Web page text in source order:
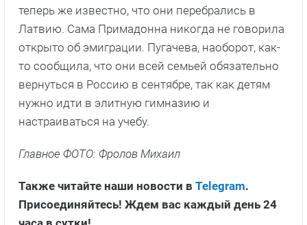
теперь же известно, что они перебрались в
Латвию. Сама Примадонна никогда не говорила
открыто об эмиграции. Пугачева, наоборот, как-
то сообщила, что они всей семьей обязательно
вернуться в Россию в сентябре, так как детям
нужно идти в элитную гимназию и
настраиваться на учебу.
Главное ФОТО: Фролов Михаил
Также читайте наши новости в Telegram.
Присоединяйтесь! Ждем вас каждый день 24